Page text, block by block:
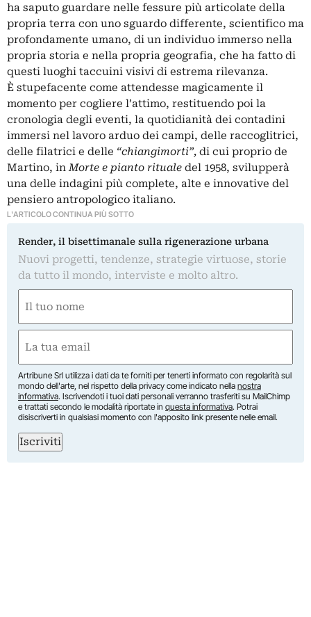
ha saputo guardare nelle fessure più articolate della
propria terra con uno sguardo differente, scientifico ma
profondamente umano, di un individuo immerso nella
propria storia e nella propria geografia, che ha fatto di
questi luoghi taccuini visivi di estrema rilevanza.
È stupefacente come attendesse magicamente il
momento per cogliere l’attimo, restituendo poi la
cronologia degli eventi, la quotidianità dei contadini
immersi nel lavoro arduo dei campi, delle raccoglitrici,
delle filatrici e delle “chiangimorti”, di cui proprio de
Martino, inMorte e pianto rituale del 1958, svilupperà
una delle indagini più complete, alte e innovative del
pensiero antropologico italiano.
L'ARTICOLO CONTINUA PIÙ SOTTO
Render, il bisettimanale sulla rigenerazione urbana
Nuovi progetti, tendenze, strategie virtuose, storie
da tutto il mondo, interviste e molto altro.
(Obbligatorio)
(Obbligatorio)
Artribune Srl utilizza i dati da te forniti per tenerti informato con regolarità sul
mondo dell'arte, nel rispetto della privacy come indicato nella nostra
informativa. Iscrivendoti i tuoi dati personali verranno trasferiti su MailChimp
e trattati secondo le modalità riportate in questa informativa. Potrai
disiscriverti in qualsiasi momento con l'apposito link presente nelle email.
Iscriviti